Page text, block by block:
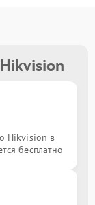
Hikvision в
бесплатно